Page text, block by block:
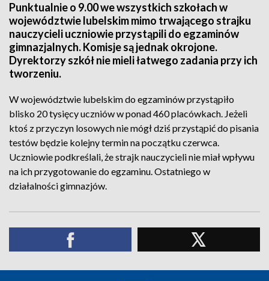
Punktualnie o 9.00 we wszystkich szkołach w
województwie lubelskim mimo trwającego strajku
nauczycieli uczniowie przystąpili do egzaminów
gimnazjalnych. Komisje są jednak okrojone.
Dyrektorzy szkół nie mieli łatwego zadania przy ich
tworzeniu.
W województwie lubelskim do egzaminów przystąpiło
blisko 20 tysięcy uczniów w ponad 460 placówkach. Jeżeli
ktoś z przyczyn losowych nie mógł dziś przystąpić do pisania
testów będzie kolejny termin na początku czerwca.
Uczniowie podkreślali, że strajk nauczycieli nie miał wpływu
na ich przygotowanie do egzaminu. Ostatniego w
działalności gimnazjów.